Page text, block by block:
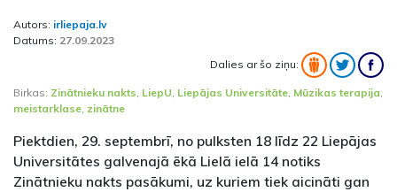
Autors: irliepaja.lv
Datums: 27.09.2023
Dalies ar šo ziņu:
Birkas: Zinātnieku nakts, LiepU, Liepājas Universitāte, Mūzikas terapija,
meistarklase, zinātne
Piektdien, 29. septembrī, no pulksten 18 līdz 22 Liepājas
Universitātes galvenajā ēkā Lielā ielā 14 notiks
Zinātnieku nakts pasākumi, uz kuriem tiek aicināti gan